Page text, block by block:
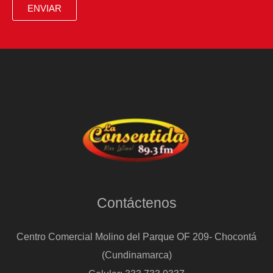
y
ENVIAR
Contáctenos
Centro Comercial Molino del Parque OF 209- Chocontá
(Cundinamarca)